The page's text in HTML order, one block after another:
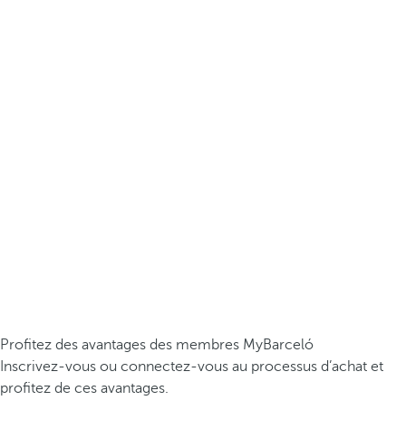
Profitez des avantages des membres MyBarceló
Inscrivez-vous ou connectez-vous au processus d’achat et
profitez de ces avantages.